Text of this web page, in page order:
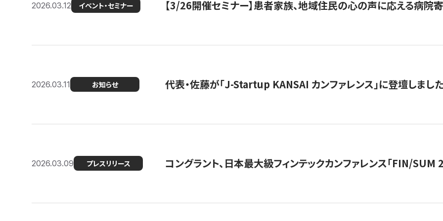
2026.03.12 イベント・セミナー 【3/26開催セミナー】患者家族、地域住民の心の声に応える病院
2026.03.11 お知らせ 代表・佐藤が「J-Startup KANSAI カンファレンス」に登壇しまし
2026.03.09 プレスリリース コングラント、日本最大級フィンテックカンファレンス「FIN/